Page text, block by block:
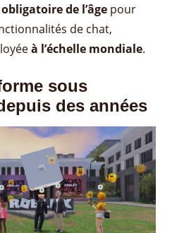
de l’âge pour
de chat,
à l’échelle mondiale.
sous
des années